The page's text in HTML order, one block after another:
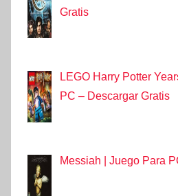
Gratis
LEGO Harry Potter
PC – Descargar Gratis
Messiah | Juego Para